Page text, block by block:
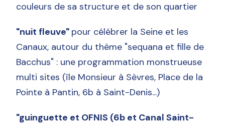
couleurs de sa structure et de son quartier
"nuit fleuve" pour célébrer la Seine et les
Canaux, autour du thème "sequana et fille de
Bacchus" : une programmation monstrueuse
multi sites (île Monsieur à Sèvres, Place de la
Pointe à Pantin, 6b à Saint-Denis...)
"guinguette et OFNIS (6b et Canal Saint-